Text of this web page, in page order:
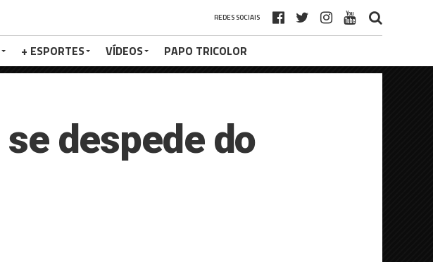
REDES SOCIAIS
+ ESPORTES VÍDEOS PAPO TRICOLOR
despede do